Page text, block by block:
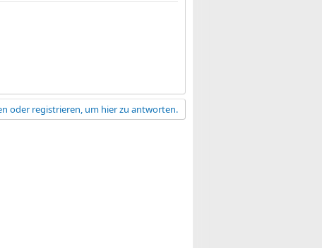
oder registrieren, um hier zu antworten.